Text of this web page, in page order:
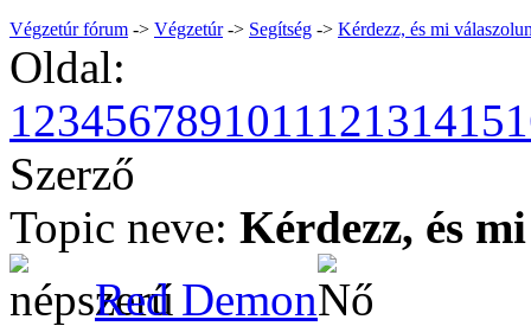
Végzetúr fórum -> Végzetúr-> Segítség -> Kérdezz, és mi
Oldal:
123456789101112131415
Szerző
Topic neve: Kérdezz, és
Red Demon